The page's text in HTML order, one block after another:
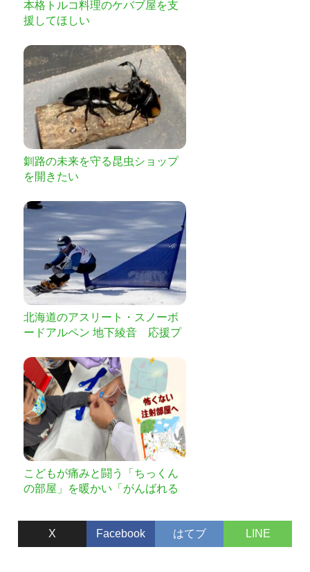
本格トルコ料理のケバブ屋を支
援してほしい
釧路の未来を守る昆虫ショップ
を開きたい
北海道のアスリート・スノーボ
ードアルペン 地下綾音 応援プ
こどもが痛みと闘う「ちっくん
の部屋」を暖かい「がんばれる
X Facebook はてブ LINE